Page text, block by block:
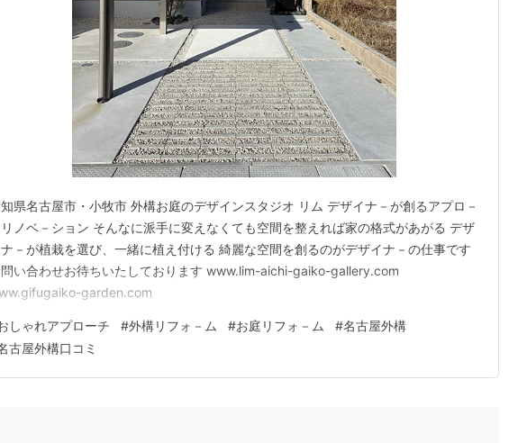
県名古屋市・小牧市 外構お庭のデザインスタジオ リム デザイナ－が創るアプロ－
ノベ－ション そんなに派手に変えなくても空間を整えれば家の格式があがる デザ
－が植栽を選び、一緒に植え付ける 綺麗な空間を創るのがデザイナ－の仕事です
い合わせお待ちいたしております www.lim-aichi-gaiko-gallery.com
garden.com
しゃれアプローチ #外構リフォ－ム #お庭リフォ－ム #名古屋外構
古屋外構口コミ